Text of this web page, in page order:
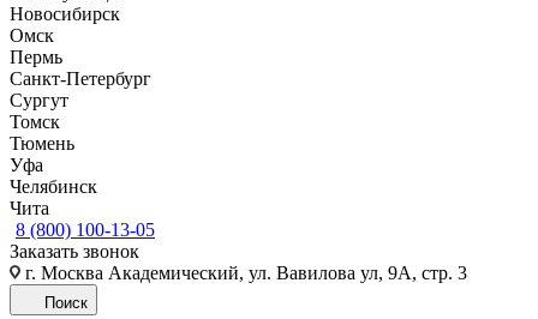
Новосибирск
Омск
Пермь
Санкт-Петербург
Сургут
Томск
Тюмень
Уфа
Челябинск
Чита
8 (800) 100-13-05
Заказать звонок
г. Москва Академический, ул. Вавилова ул, 9А, стр. 3
Поиск